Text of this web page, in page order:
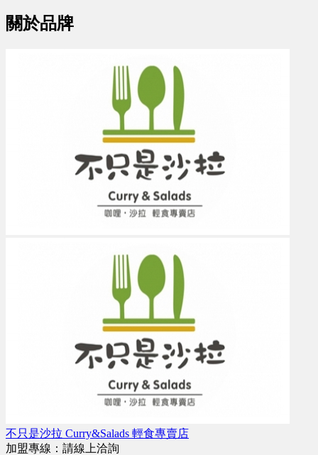
關於品牌
不只是沙拉 Curry&Salads 輕食專賣店
加盟專線： 請線上洽詢